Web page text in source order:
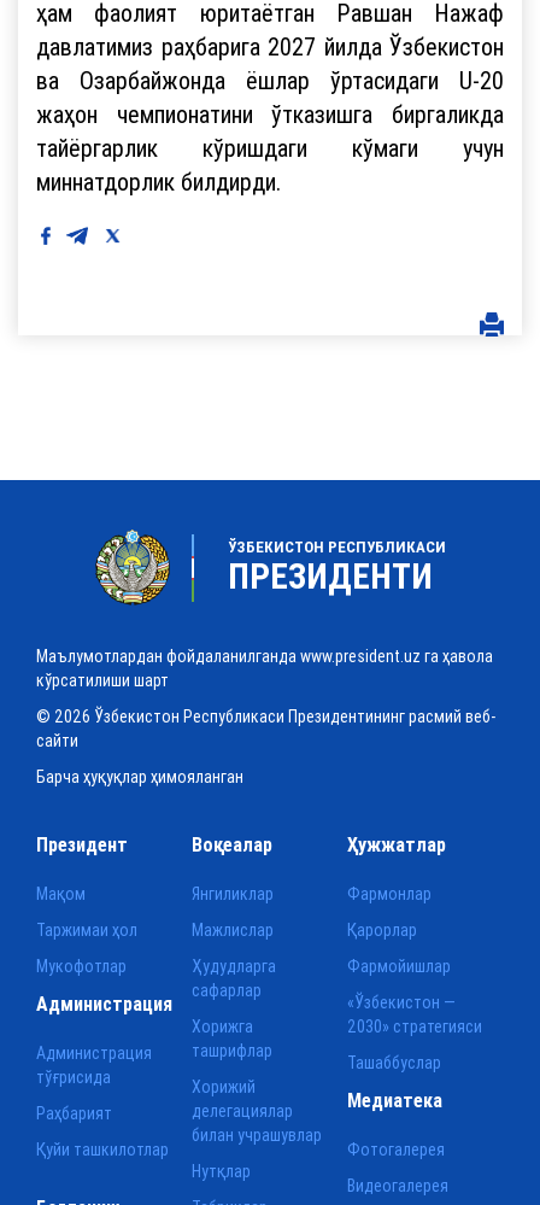
ҳам фаолият юритаётган Равшан Нажаф
давлатимиз раҳбарига 2027 йилда Ўзбекистон
ва Озарбайжонда ёшлар ўртасидаги U-20
жаҳон чемпионатини ўтказишга биргаликда
тайёргарлик кўришдаги кўмаги учун
миннатдорлик билдирди.
ЎЗБЕКИСТОН РЕСПУБЛИКАСИ
ПРЕЗИДЕНТИ
Маълумотлардан фойдаланилганда www.president.uz га ҳавола
кўрсатилиши шарт
© 2026 Ўзбекистон Республикаси Президентининг расмий веб-
сайти
Барча ҳуқуқлар ҳимояланган
Президент
Мақом
Таржимаи ҳол
Мукофотлар
Воқеалар
Янгиликлар
Мажлислар
Ҳудудларга
сафарлар
Хорижга
ташрифлар
Хорижий
делегациялар
билан учрашувлар
Нутқлар
Ҳужжатлар
Фармонлар
Қарорлар
Фармойишлар
«Ўзбекистон —
2030» стратегияси
Ташаббуслар
Администрация
Администрация
тўғрисида
Раҳбарият
Қуйи ташкилотлар
Медиатека
Фотогалерея
Видеогалерея